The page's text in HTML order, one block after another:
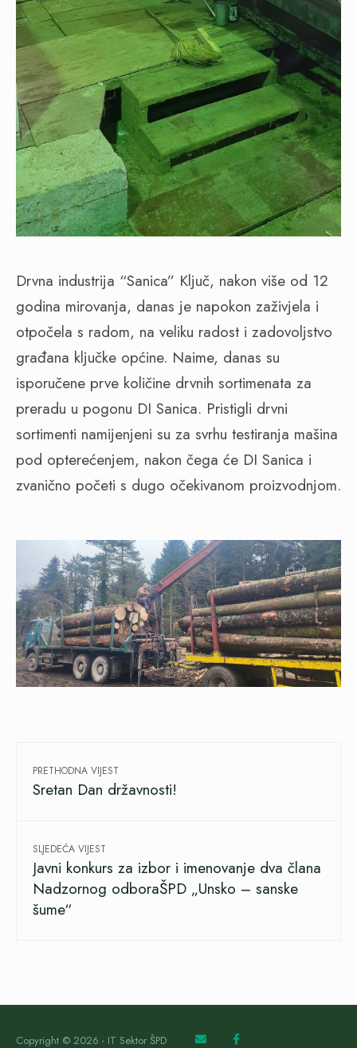
Drvna industrija “Sanica” Ključ, nakon više od 12
godina mirovanja, danas je napokon zaživjela i
otpočela s radom, na veliku radost i zadovoljstvo
građana ključke općine. Naime, danas su
isporučene prve količine drvnih sortimenata za
preradu u pogonu DI Sanica. Pristigli drvni
sortimenti namijenjeni su za svrhu testiranja mašina
pod opterećenjem, nakon čega će DI Sanica i
zvanično početi s dugo očekivanom proizvodnjom.
PRETHODNA VIJEST
Sretan Dan državnosti!
SLJEDEĆA VIJEST
Javni konkurs za izbor i imenovanje dva člana
Nadzornog odboraŠPD „Unsko – sanske
šume“
Copyright © 2026 - IT Sektor ŠPD